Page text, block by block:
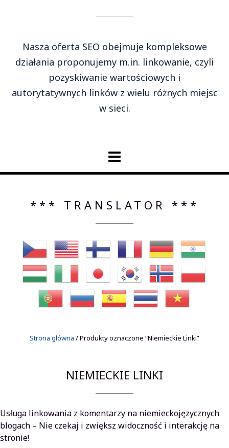
Nasza oferta SEO obejmuje kompleksowe
działania proponujemy m.in. linkowanie, czyli
pozyskiwanie wartościowych i
autorytatywnych linków z wielu różnych miejsc
w sieci.
*** TRANSLATOR ***
Strona główna / Produkty oznaczone “Niemieckie Linki”
NIEMIECKIE LINKI
Usługa linkowania z komentarzy na niemieckojęzycznych
blogach – Nie czekaj i zwiększ widoczność i interakcję na
stronie!